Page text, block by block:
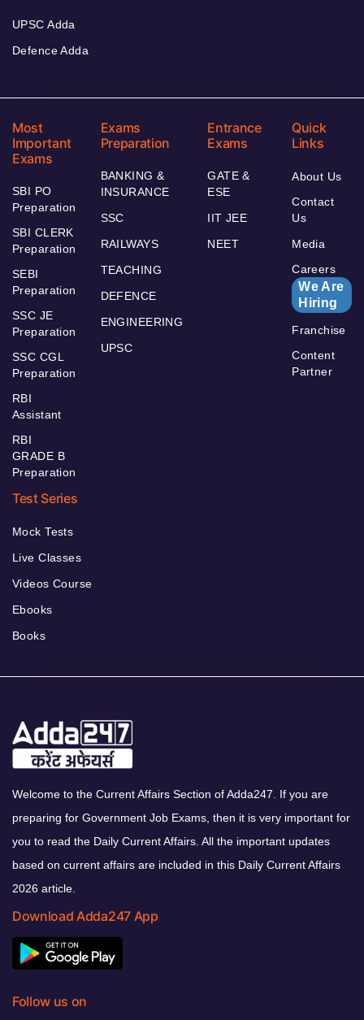
UPSC Adda
Defence Adda
Most
Important
Exams
SBI PO
Preparation
SBI CLERK
Preparation
SEBI
Preparation
SSC JE
Preparation
SSC CGL
Preparation
RBI
Assistant
RBI
GRADE B
Preparation
Exams
Preparation
BANKING &
INSURANCE
SSC
RAILWAYS
TEACHING
DEFENCE
ENGINEERING
UPSC
Entrance
Exams
GATE &
ESE
IIT JEE
NEET
Quick
Links
About Us
Contact
Us
Media
Careers
We Are
Hiring
Franchise
Content
Partner
Test Series
Mock Tests
Live Classes
Videos Course
Ebooks
Books
Welcome to the Current Affairs Section of Adda247. If you are
preparing for Government Job Exams, then it is very important for
you to read the Daily Current Affairs. All the important updates
based on current affairs are included in this Daily Current Affairs
2026 article.
Download Adda247 App
Follow us on